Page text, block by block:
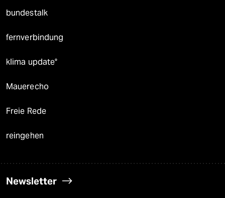
bundestalk
fernverbindung
klima update°
Mauerecho
Freie Rede
reingehen
Newsletter